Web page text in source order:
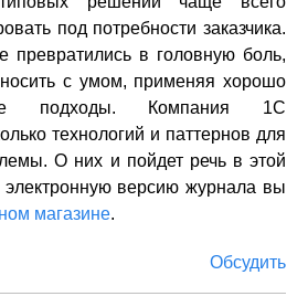
под потребности заказчика.
превратились в головную боль,
с умом, применяя хорошо
подходы. Компания 1С
технологий и паттернов для
О них и пойдет речь в этой
электронную версию журнала вы
магазине.
Обсудить